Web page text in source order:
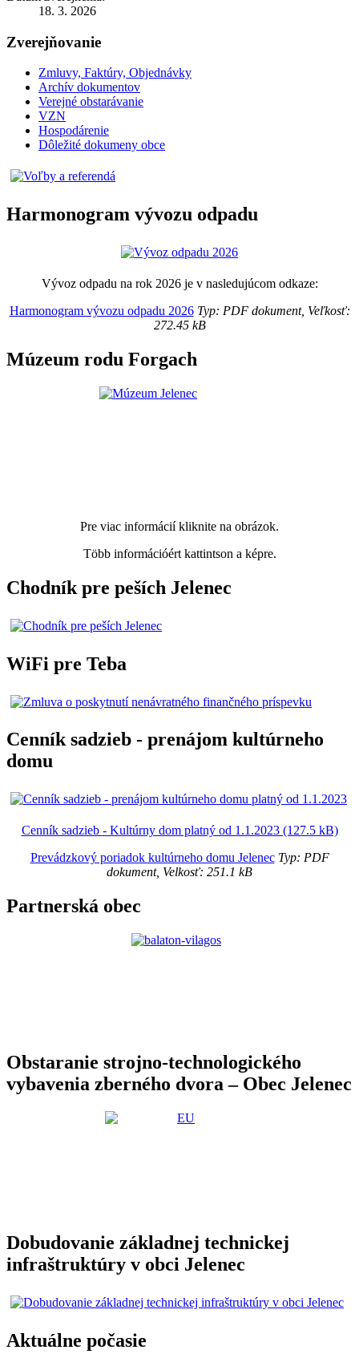
18. 3. 2026
Zverejňovanie
Zmluvy, Faktúry, Objednávky
Archív dokumentov
Verejné obstarávanie
VZN
Hospodárenie
Dôležité dokumeny obce
Harmonogram vývozu odpadu
Vývoz odpadu na rok 2026 je v nasledujúcom odkaze:
Harmonogram vývozu odpadu 2026Typ: PDF dokument, Veľkosť:
272.45 kB
Múzeum rodu Forgach
Pre viac informácií kliknite na obrázok.
Több információért kattintson a képre.
Chodník pre peších Jelenec
WiFi pre Teba
Cenník sadzieb - prenájom kultúrneho
domu
Cenník sadzieb - Kultúrny dom platný od 1.1.2023 (127.5 kB)
Prevádzkový poriadok kultúrneho domu JelenecTyp: PDF
dokument, Velkosť: 251.1 kB
Partnerská obec
Obstaranie strojno-technologického
vybavenia zberného dvora – Obec Jelenec
Dobudovanie základnej technickej
infraštruktúry v obci Jelenec
Aktuálne počasie